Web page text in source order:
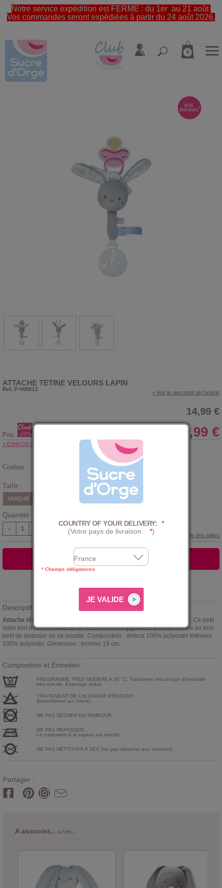
Notre service expédition est FERME : du 1er au 21 août
Vos commandes seront expédiées à partir du 24 août 2026.
0
ATTACHE TETINE VELOURS LAPIN
Ref. P-008613
> Voir le descriptif de l'article
14,99 €
Prix 11,99 €
+ D'INFOS SUR LE CLUB
Couleur :
Taille :
UNIQUE
Quantité :
-
Guide des tailles
AJOUTER AU PANIER
Descriptif :
Attache tétine Lapin Sucre d'Orge
coloris gris tendre et écru imprimé. Ce petit
lapin tout doux se pince sur le vêtement ou la gigoteuse pour permettre au tout-
petit de disposer de sa sucette. Composition : Velboa 100% polyester Intérieur
100% polyester. Dimension : environ 19 cm.
Composition et Entretien :
PROGRAMME TRES MODERE A 30° C. Traitement mécanique d'intensité
très réduite. Essorage réduit.
TRAITEMENT DE CHLORAGE PROSCRIT
(blanchiment au chlore).
NE PAS SECHER EN TAMBOUR.
NE PAS REPASSER.
Le traitement à la vapeur est interdit.
NE PAS NETTOYER A SEC (ne pas détacher aux solvants).
Partager :
A associer...
COUNTRY OF YOUR DELIVERY: *
(Votre pays de livraison :
*)
* Champs obligatoires